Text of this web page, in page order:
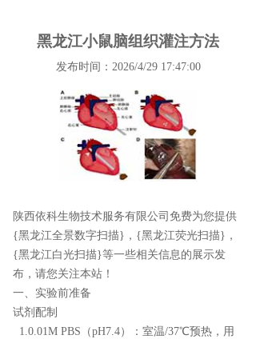
黑龙江小鼠脑组织灌注方法
发布时间：2026/4/29 17:47:00
陕西依科生物技术服务有限公司免费为您提供
{黑龙江全景数字扫描} ，{黑龙江荧光扫描}，
{黑龙江白光扫描}等一些相关信息的展示发
布，请您关注本站！
一、实验前准备
试剂配制
1.0.01M PBS（pH7.4）：室温/37℃预热，用